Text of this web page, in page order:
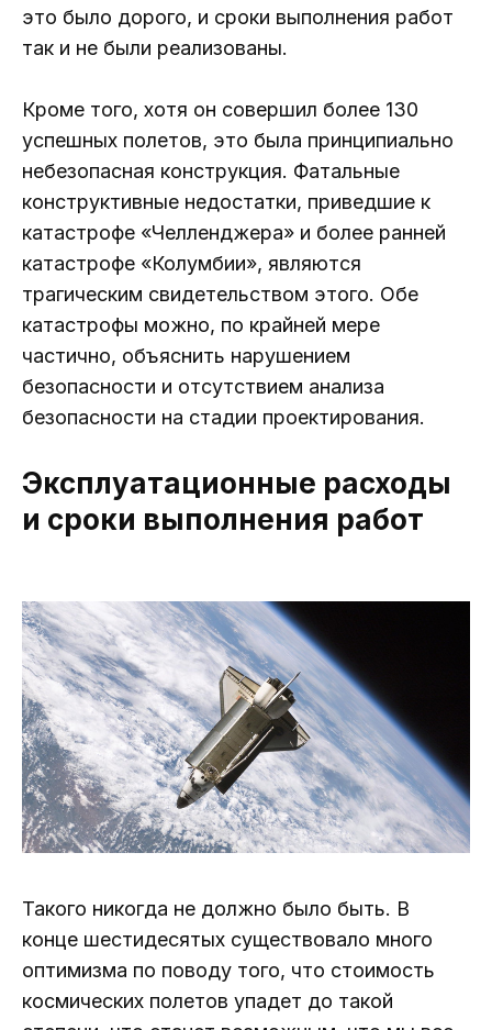
это было дорого, и сроки выполнения работ
так и не были реализованы.
Кроме того, хотя он совершил более 130
успешных полетов, это была принципиально
небезопасная конструкция. Фатальные
конструктивные недостатки, приведшие к
катастрофе «Челленджера» и более ранней
катастрофе «Колумбии», являются
трагическим свидетельством этого. Обе
катастрофы можно, по крайней мере
частично, объяснить нарушением
безопасности и отсутствием анализа
безопасности на стадии проектирования.
Эксплуатационные расходы
и сроки выполнения работ
Такого никогда не должно было быть. В
конце шестидесятых существовало много
оптимизма по поводу того, что стоимость
космических полетов упадет до такой